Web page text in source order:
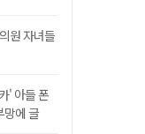
원 자녀들
' 아들 폰
에 글